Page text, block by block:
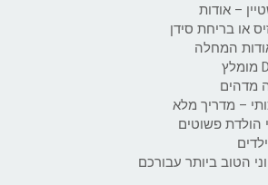
– אודות
או בריחת סידן
המחלה
מדהים
– מדריך מלא
הולדת פשוטים
הטוב ביותר עבורכם